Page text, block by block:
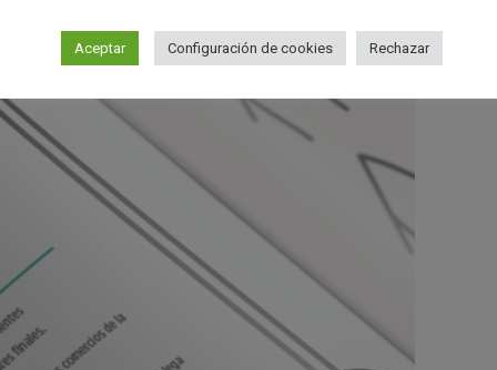
Aceptar Configuración de cookies Rechazar